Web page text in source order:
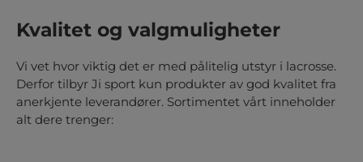
Kvalitet og valgmuligheter
Vi vet hvor viktig det er med pålitelig utstyr i lacrosse.
Derfor tilbyr Ji sport kun produkter av god kvalitet fra
anerkjente leverandører. Sortimentet vårt inneholder
alt dere trenger: